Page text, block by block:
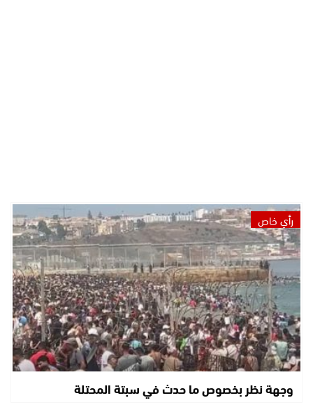
رأي خاص
وجهة نظر بخصوص ما حدث في سبتة المحتلة